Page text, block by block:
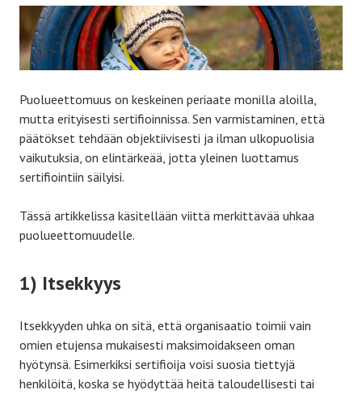
Puolueettomuus on keskeinen periaate monilla aloilla,
mutta erityisesti sertifioinnissa. Sen varmistaminen, että
päätökset tehdään objektiivisesti ja ilman ulkopuolisia
vaikutuksia, on elintärkeää, jotta yleinen luottamus
sertifiointiin säilyisi.
Tässä artikkelissa käsitellään viittä merkittävää uhkaa
puolueettomuudelle.
1) Itsekkyys
Itsekkyyden uhka on sitä, että organisaatio toimii vain
omien etujensa mukaisesti maksimoidakseen oman
hyötynsä. Esimerkiksi sertifioija voisi suosia tiettyjä
henkilöitä, koska se hyödyttää heitä taloudellisesti tai